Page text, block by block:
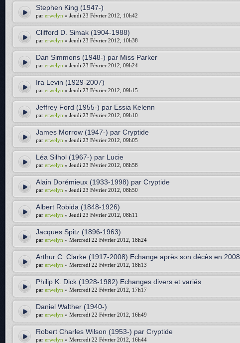
Stephen King (1947-)
par erwelyn » Jeudi 23 Février 2012, 10h42
Clifford D. Simak (1904-1988)
par erwelyn » Jeudi 23 Février 2012, 10h38
Dan Simmons (1948-) par Miss Parker
par erwelyn » Jeudi 23 Février 2012, 09h24
Ira Levin (1929-2007)
par erwelyn » Jeudi 23 Février 2012, 09h15
Jeffrey Ford (1955-) par Essia Kelenn
par erwelyn » Jeudi 23 Février 2012, 09h10
James Morrow (1947-) par Cryptide
par erwelyn » Jeudi 23 Février 2012, 09h05
Léa Silhol (1967-) par Lucie
par erwelyn » Jeudi 23 Février 2012, 08h58
Alain Dorémieux (1933-1998) par Cryptide
par erwelyn » Jeudi 23 Février 2012, 08h50
Albert Robida (1848-1926)
par erwelyn » Jeudi 23 Février 2012, 08h11
Jacques Spitz (1896-1963)
par erwelyn » Mercredi 22 Février 2012, 18h24
Arthur C. Clarke (1917-2008) Echange après son décès en 2008
par erwelyn » Mercredi 22 Février 2012, 18h13
Philip K. Dick (1928-1982) Echanges divers et variés
par erwelyn » Mercredi 22 Février 2012, 17h17
Daniel Walther (1940-)
par erwelyn » Mercredi 22 Février 2012, 16h49
Robert Charles Wilson (1953-) par Cryptide
par erwelyn » Mercredi 22 Février 2012, 16h44